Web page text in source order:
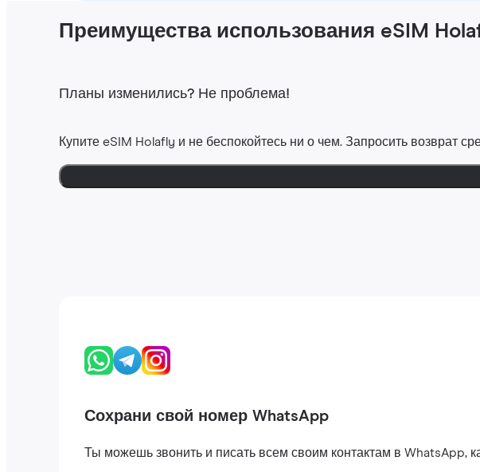
Преимущества использования eSIM
Планы изменились? Не проблема!
Купите eSIM Holafly и не беспокойтесь ни о чем. Запросить возврат
Сохрани свой номер WhatsApp
Ты можешь звонить и писать всем своим контактам в WhatsApp,